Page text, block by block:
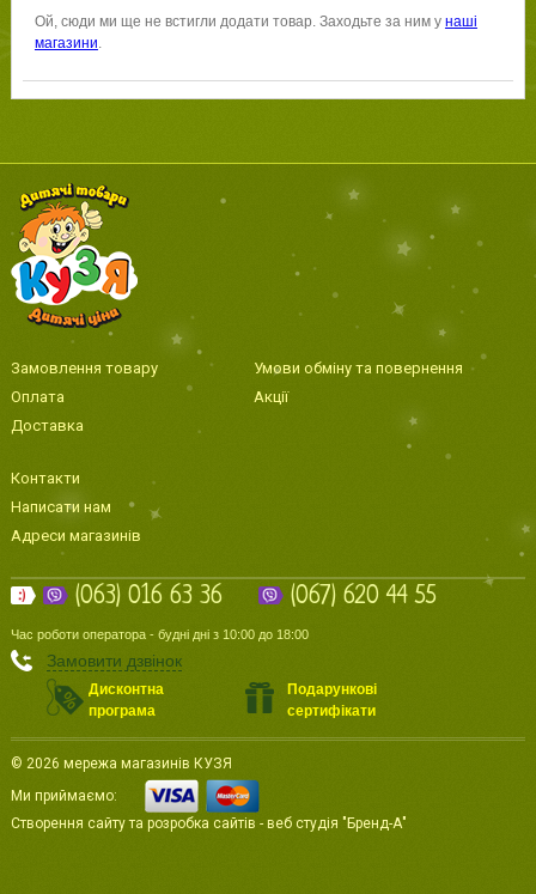
Ой, сюди ми ще не встигли додати товар. Заходьте за ним у наші
магазини.
Замовлення товару
Оплата
Доставка
Умови обміну та повернення
Акції
Контакти
Написати нам
Адреси магазинів
(063) 016 63 36 (067) 620 44 55
Час роботи оператора - будні дні з 10:00 до 18:00
Замовити дзвінок
Дисконтна
програма
Подарункові
сертифікати
© 2026 мережа магазинів КУЗЯ
Ми приймаємо:
Створення сайтута розробка сайтів - веб студія "Бренд-А"